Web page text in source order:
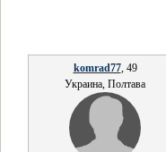
komrad77, 49
Украина, Полтава